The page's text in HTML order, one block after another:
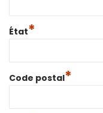
État*
Code postal*